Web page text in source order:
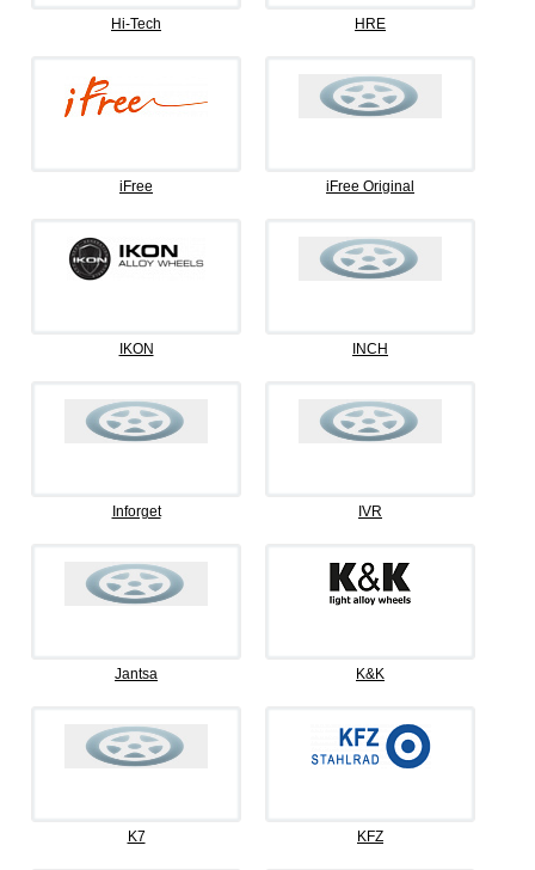
Hi-Tech HRE
iFree iFree Original
IKON INCH
Inforget IVR
Jantsa K&K
K7 KFZ